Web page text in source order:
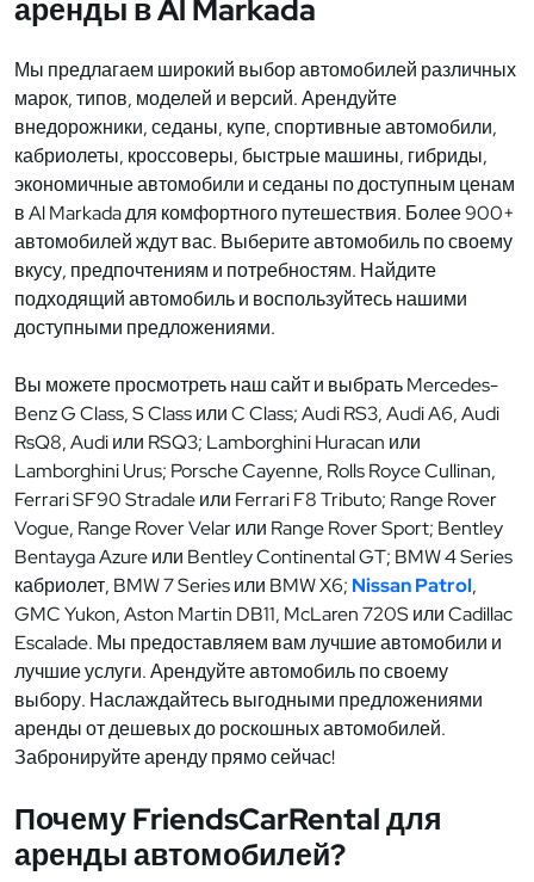
аренды в Al Markada
Мы предлагаем широкий выбор автомобилей различных
марок, типов, моделей и версий. Арендуйте
внедорожники, седаны, купе, спортивные автомобили,
кабриолеты, кроссоверы, быстрые машины, гибриды,
экономичные автомобили и седаны по доступным ценам
в Al Markada для комфортного путешествия. Более 900+
автомобилей ждут вас. Выберите автомобиль по своему
вкусу, предпочтениям и потребностям. Найдите
подходящий автомобиль и воспользуйтесь нашими
доступными предложениями.
Вы можете просмотреть наш сайт и выбрать Mercedes-
Benz G Class, S Class или C Class; Audi RS3, Audi A6, Audi
RsQ8, Audi или RSQ3; Lamborghini Huracan или
Lamborghini Urus; Porsche Cayenne, Rolls Royce Cullinan,
Ferrari SF90 Stradale или Ferrari F8 Tributo; Range Rover
Vogue, Range Rover Velar или Range Rover Sport; Bentley
Bentayga Azure или Bentley Continental GT; BMW 4 Series
кабриолет, BMW 7 Series или BMW X6; Nissan Patrol,
GMC Yukon, Aston Martin DB11, McLaren 720S или Cadillac
Escalade. Мы предоставляем вам лучшие автомобили и
лучшие услуги. Арендуйте автомобиль по своему
выбору. Наслаждайтесь выгодными предложениями
аренды от дешевых до роскошных автомобилей.
Забронируйте аренду прямо сейчас!
Почему FriendsCarRental для
аренды автомобилей?